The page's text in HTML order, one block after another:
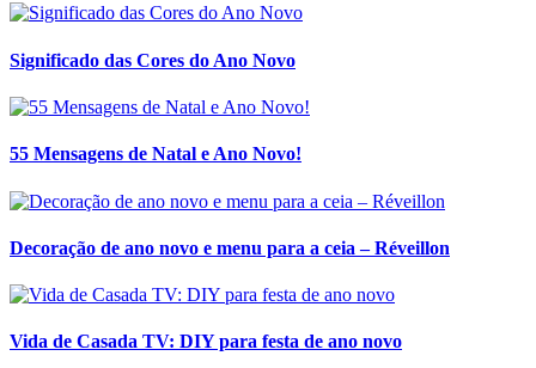
Significado das Cores do Ano Novo
55 Mensagens de Natal e Ano Novo!
Decoração de ano novo e menu para a ceia – Réveillon
Vida de Casada TV: DIY para festa de ano novo